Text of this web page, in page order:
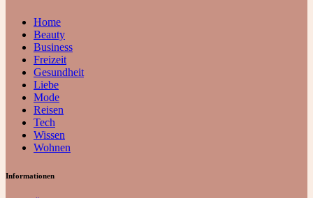
Home
Beauty
Business
Freizeit
Gesundheit
Liebe
Mode
Reisen
Tech
Wissen
Wohnen
Informationen